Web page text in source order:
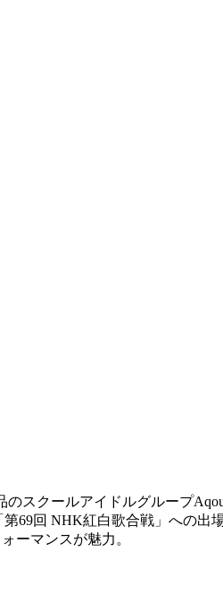
スクールアイドルグループ
69回 NHK紅白歌合戦」への
ーマンスが魅力。